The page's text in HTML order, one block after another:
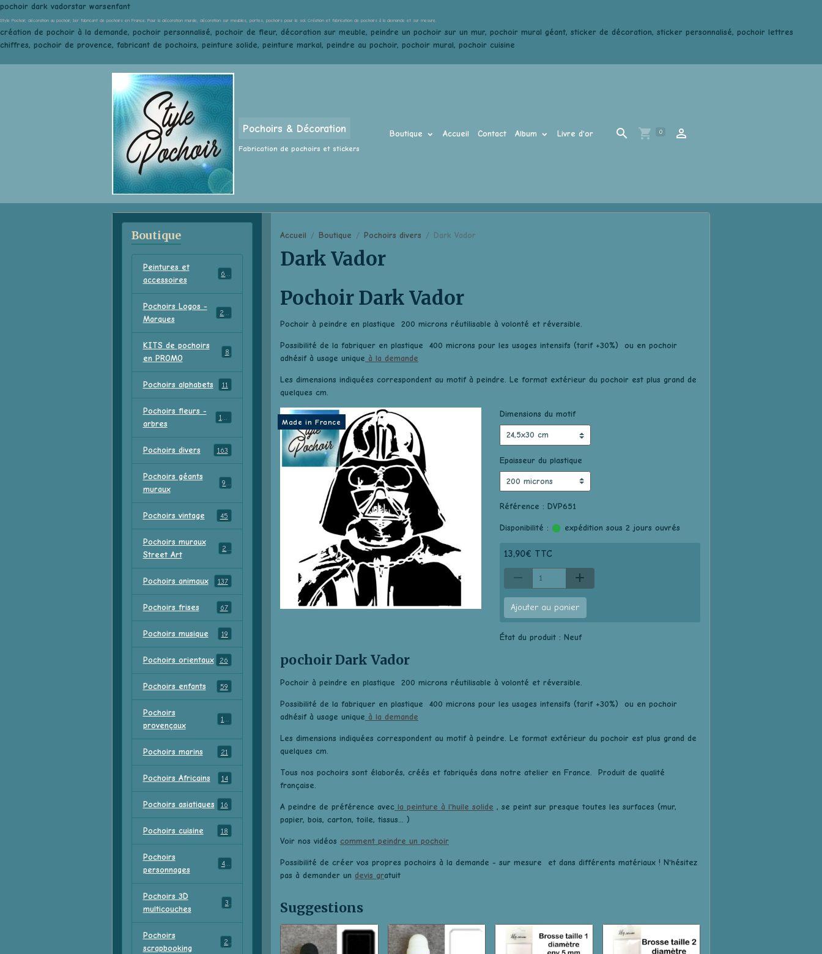
pochoir dark vadorstar warsenfant
Style Pochoir, décoration au pochoir, 1er fabricant de pochoirs en France. Pour la décoration murale, décoration sur meubles, portes, pochoirs pour le sol. Création et fabrication de pochoirs à la demande et sur mesure.
création de pochoir à la demande, pochoir personnalisé, pochoir de fleur, décoration sur meuble, peindre un pochoir sur un mur, pochoir mural géant, sticker de décoration, sticker personnalisé, pochoir lettres
chiffres, pochoir de provence, fabricant de pochoirs, peinture solide, peinture markal, peindre au pochoir, pochoir mural, pochoir cuisine
Pochoirs & Décoration
Fabrication de pochoirs et stickers
Boutique Accueil Contact Album Livre d'or 0
Accueil Boutique Pochoirs divers Dark Vador
Dark Vador
Pochoir Dark Vador
Pochoir à peindre en plastique 200 microns réutilisable à volonté et réversible.
Possibilité de la fabriquer en plastique 400 microns pour les usages intensifs (tarif +30%) ou en pochoir
adhésif à usage unique à la demande
Les dimensions indiquées correspondent au motif à peindre. Le format extérieur du pochoir est plus grand de
quelques cm.
Made in France
Dimensions du motif
Epaisseur du plastique
Référence : DVP651
Disponibilité : expédition sous 2 jours ouvrés
13,90€ TTC
Ajouter au panier
État du produit : Neuf
pochoir Dark Vador
Pochoir à peindre en plastique 200 microns réutilisable à volonté et réversible.
Possibilité de la fabriquer en plastique 400 microns pour les usages intensifs (tarif +30%) ou en pochoir
adhésif à usage unique à la demande
Les dimensions indiquées correspondent au motif à peindre. Le format extérieur du pochoir est plus grand de
quelques cm.
Tous nos pochoirs sont élaborés, créés et fabriqués dans notre atelier en France. Produit de qualité
française.
A peindre de préférence avec la peinture à l'huile solide , se peint sur presque toutes les surfaces (mur,
papier, bois, carton, toile, tissus... )
Voir nos vidéos comment peindre un pochoir
Possibilité de créer vos propres pochoirs à la demande - sur mesure et dans différents matériaux ! N'hésitez
pas à demander un devis gratuit
Suggestions
Boutique
Peintures et
accessoires
68
Pochoirs Logos -
Marques
213
KITS de pochoirs
en PROMO
8
Pochoirs alphabets 11
Pochoirs fleurs -
arbres
156
Pochoirs divers 163
Pochoirs géants
muraux
91
Pochoirs vintage 45
Pochoirs muraux
Street Art
23
Pochoirs animaux 137
Pochoirs frises 67
Pochoirs musique 19
Pochoirs orientaux 26
Pochoirs enfants 59
Pochoirs
provençaux
18
Pochoirs marins 21
Pochoirs Africains 14
Pochoirs asiatiques 16
Pochoirs cuisine 18
Pochoirs
personnages
47
Pochoirs 3D
multicouches
3
Pochoirs
scrapbooking
2